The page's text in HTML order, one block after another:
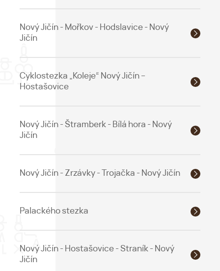
Nový Jičín - Mořkov - Hodslavice - Nový
Jičín
Cyklostezka „Koleje“ Nový Jičín –
Hostašovice
Nový Jičín - Štramberk - Bílá hora - Nový
Jičín
Nový Jičín - Zrzávky - Trojačka - Nový Jičín
Palackého stezka
Nový Jičín - Hostašovice - Straník - Nový
Jičín